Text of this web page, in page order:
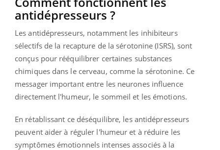
antidépresseurs ?
Les antidépresseurs, notamment les inhibiteurs
sélectifs de la recapture de la sérotonine (ISRS), sont
conçus pour rééquilibrer certaines substances
chimiques dans le cerveau, comme la sérotonine. Ce
messager important entre les neurones influence
directement l'humeur, le sommeil et les émotions.
En rétablissant ce déséquilibre, les antidépresseurs
peuvent aider à réguler l'humeur et à réduire les
symptômes émotionnels intenses associés à la